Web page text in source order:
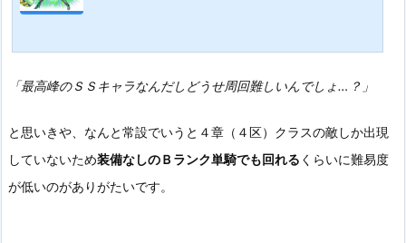
「最高峰のＳＳキャラなんだしどうせ周回難しいんでしょ…？」
と思いきや、なんと常設でいうと４章（４区）クラスの敵しか出現
していないため装備なしのＢランク単騎でも回れる くらいに難易度
が低いのがありがたいです。